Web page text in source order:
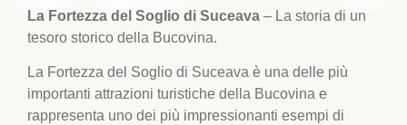
La Fortezza del Soglio di Suceava – La storia di un
tesoro storico della Bucovina.
La Fortezza del Soglio di Suceava è una delle più
importanti attrazioni turistiche della Bucovina e
rappresenta uno dei più impressionanti esempi di